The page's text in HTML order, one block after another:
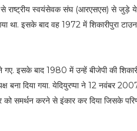
राष्ट्रीय स्वयंसेवक संघ (आरएसएस) से जुड़े
था. इसके बाद वह 1972 में शिकारीपुरा
गए. इसके बाद 1980 में उन्हें बीजेपी की
बना दिया गया. येदियुरप्पा ने 12 नवंबर
को समर्थन करने से इंकार कर दिया जिसके